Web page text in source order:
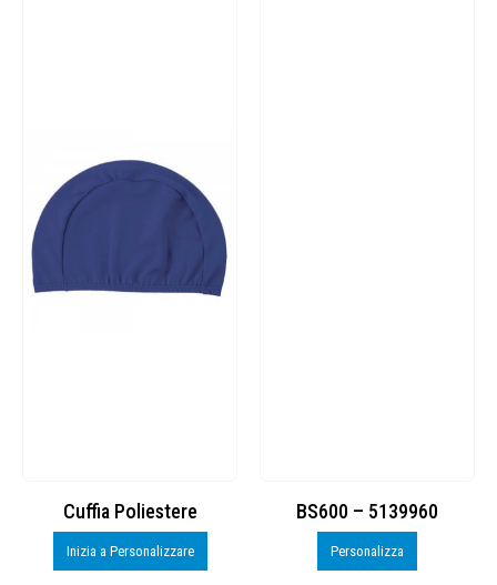
Cuffia Poliestere
Inizia a Personalizzare
BS600 – 5139960
Personalizza